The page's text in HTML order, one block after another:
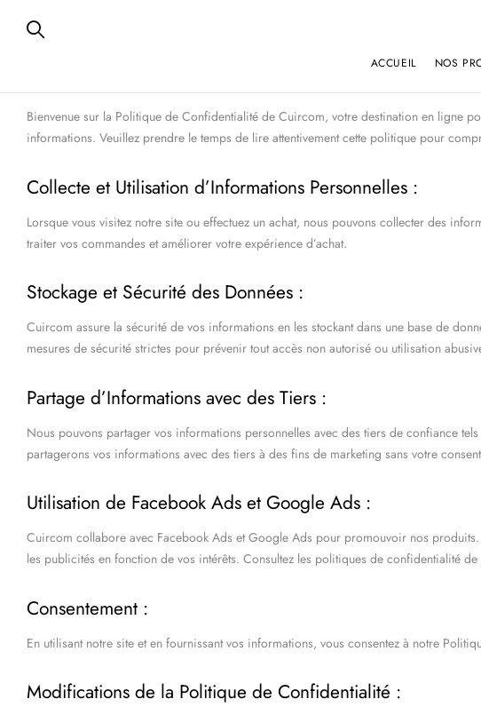
ACCUEIL NOS
Bienvenue sur la Politique de Confidentialité de Cuircom, votre destination en ligne
informations. Veuillez prendre le temps de lire attentivement cette politique pour
Collecte et Utilisation d’Informations Personnelles :
Lorsque vous visitez notre site ou effectuez un achat, nous pouvons collecter des
traiter vos commandes et améliorer votre expérience d’achat.
Stockage et Sécurité des Données :
Cuircom assure la sécurité de vos informations en les stockant dans une base de
mesures de sécurité strictes pour prévenir tout accès non autorisé ou utilisation
Partage d’Informations avec des Tiers :
Nous pouvons partager vos informations personnelles avec des tiers de confiance
partagerons vos informations avec des tiers à des fins de marketing sans votre
Utilisation de Facebook Ads et Google Ads :
Cuircom collabore avec Facebook Ads et Google Ads pour promouvoir nos
les publicités en fonction de vos intérêts. Consultez les politiques de confidentialité de
Consentement :
En utilisant notre site et en fournissant vos informations, vous consentez à notre
Modifications de la Politique de Confidentialité :